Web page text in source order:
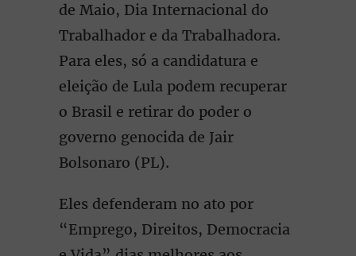
de Maio, Dia Internacional do
Trabalhador e da Trabalhadora.
Para eles, só a candidatura e
eleição de Lula podem recuperar
o Brasil e retirar do poder o
governo genocida de Jair
Bolsonaro (PL).
Eles defenderam no ato por
“Emprego, Direitos, Democracia